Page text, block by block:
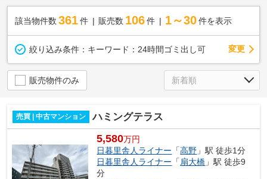
該当物件数 361件 販売数 106 件 1～30 件を表示
絞り込み条件： キーワード：24時間ゴミ出し可 変更
販売物件のみ
売買 | 中古マンション ハミングテラス
5,580万円
日暮里舎人ライナー 「高野 」駅 徒歩1分
日暮里舎人ライナー 「 扇大橋 」駅 徒歩9
分